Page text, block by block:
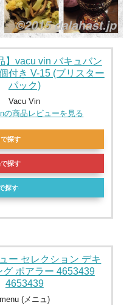
】vacu vin バキュバン
付き V-15 (ブリスター
パック)
Vacu Vin
の商品レビューを見る
探す
探す
探す
ー セレクション デキ
グ ポアラー 4653439
4653439
menu (メニュ)